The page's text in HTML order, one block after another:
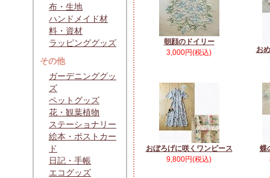
布・生地
ハンドメイド材
料・資材
ラッピンググッズ
その他
ガーデニンググッ
ズ
ペットグッズ
花・観葉植物
ステーショナリー
絵本・ポストカー
ド
日記・手帳
エコグッズ
朝顔のドイリー
3,000円(税込)
お
おぼろげに咲くワンピース
9,800円(税込)
蝶